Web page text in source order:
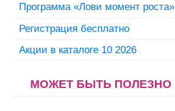
Программа «Лови момент роста»
Регистрация бесплатно
Акции в каталоге 10 2026
МОЖЕТ БЫТЬ ПОЛЕЗНО